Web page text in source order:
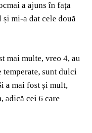
a ajuns în fața
mi-a dat cele două
mai multe, vreo 4, au
sunt dulci
a mai fost și mult,
adică cei 6 care